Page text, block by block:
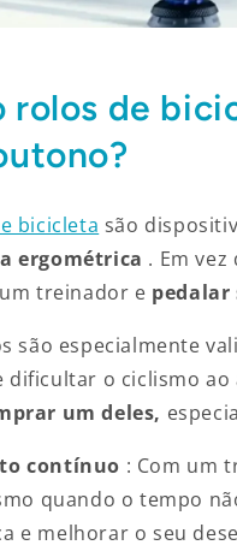
rolos de
bicicleta são
ergométrica . Em
treinador e pedalar
são especialmente
dificultar o ciclismo
um deles,
contínuo : Com um
quando o tempo
e melhorar o seu